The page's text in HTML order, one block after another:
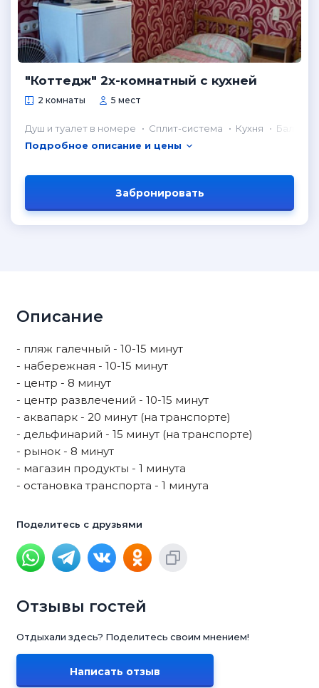
"Коттедж" 2х-комнатный с кухней
2 комнаты 5 мест
Душ и туалет в номере Сплит-система Кухня
Балкон
Подробное описание и цены
Забронировать
Описание
- пляж галечный - 10-15 минут
- набережная - 10-15 минут
- центр - 8 минут
- центр развлечений - 10-15 минут
- аквапарк - 20 минут (на транспорте)
- дельфинарий - 15 минут (на транспорте)
- рынок - 8 минут
- магазин продукты - 1 минута
- остановка транспорта - 1 минута
Поделитесь с друзьями
Отзывы гостей
Отдыхали здесь? Поделитесь своим мнением!
Написать отзыв